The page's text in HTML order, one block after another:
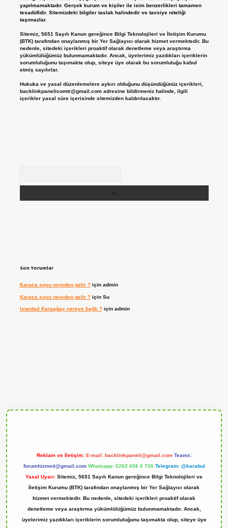
yapılmamaktadır. Gerçek kurum ve kişiler ile isim benzerlikleri tamamen
tesadüfidir. Sitemizdeki bilgiler taslak halindedir ve tavsiye niteliği
taşımazlar.
Sitemiz, 5651 Sayılı Kanun gereğince Bilgi Teknolojileri ve İletişim Kurumu
(BTK) tarafından onaylanmış bir Yer Sağlayıcı olarak hizmet vermektedir. Bu
nedenle, sitedeki içerikleri proaktif olarak denetleme veya araştırma
yükümlülüğümüz bulunmamaktadır. Ancak, üyelerimiz yazdıkları içeriklerin
sorumluluğunu taşımakta olup, siteye üye olarak bu sorumluluğu kabul
etmiş sayılırlar.
Hukuka ve yasal düzenlemelere aykırı olduğunu düşündüğünüz içerikleri,
backlinkpanelicomtr@gmail.comadresine bildirmeniz halinde, ilgili
içerikler yasal süre içerisinde sitemizden kaldırılacaktır.
Son Yorumlar
Karaca soyu nereden gelir ?için admin
Karaca soyu nereden gelir ?için Su
Istanbul Karaağaç nereye bağlı ?için admin
Reklam ve İletişim: E-mail: backlinkpaneli@gmail.com Teams:
forumhizmeti@gmail.com Whatsapp: 0262 606 0 726 Telegram: @karabul
Yasal Uyarı: Sitemiz, 5651 Sayılı Kanun gereğince Bilgi Teknolojileri ve
İletişim Kurumu (BTK) tarafından onaylanmış bir Yer Sağlayıcı olarak
hizmet vermektedir. Bu nedenle, sitedeki içerikleri proaktif olarak
denetleme veya araştırma yükümlülüğümüz bulunmamaktadır. Ancak,
üyelerimiz yazdıkları içeriklerin sorumluluğunu taşımakta olup, siteye üye